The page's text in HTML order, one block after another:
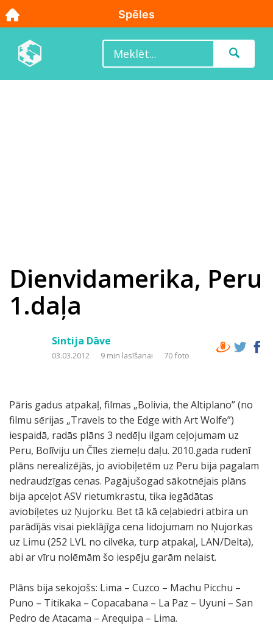
Dienvidamerika, Peru
1.daļa
Sintija Dāve
03.03.2012 9 min lasīšanai 70 foto
Pāris gadus atpakaļ, filmas „Bolivia, the Altiplano” (no
filmu sērijas „Travels to the Edge with Art Wolfe”)
iespaidā, radās plāns 3 nedēļu ilgam ceļojumam uz
Peru, Bolīviju un Čīles ziemeļu daļu. 2010.gada rudenī
plāns nerealizējās, jo aviobiļetēm uz Peru bija pagalam
nedraudzīgas cenas. Pagājušogad sākotnējais plāns
bija apceļot ASV rietumkrastu, tika iegādātas
aviobiļetes uz Ņujorku. Bet tā kā ceļabiedri atbira un
parādījās visai pieklājīga cena lidojumam no Ņujorkas
uz Limu (252 LVL no cilvēka, turp atpakaļ, LAN/Delta),
abi ar vīru nolēmām šo iespēju garām nelaist.
Plāns bija sekojošs: Lima – Cuzco – Machu Picchu –
Puno – Titikaka – Copacabana – La Paz – Uyuni – San
Pedro de Atacama – Arequipa – Lima.